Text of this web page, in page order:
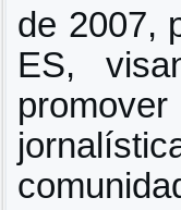
de 2007,
ES,